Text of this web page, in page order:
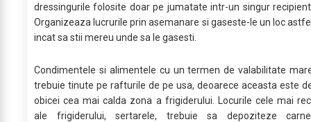
dressingurile folosite doar pe jumatate intr-un singur
Organizeaza lucrurile prin asemanare si gaseste-le un loc
incat sa stii mereu unde sa le gasesti.
Condimentele si alimentele cu un termen de valabilitate
trebuie tinute pe rafturile de pe usa, deoarece aceasta este
obicei cea mai calda zona a frigiderului. Locurile cele mai
ale frigiderului, sertarele, trebuie sa depoziteze